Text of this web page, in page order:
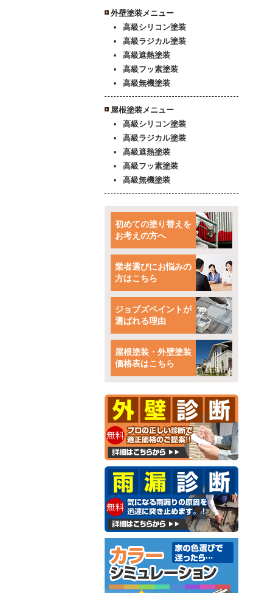
外壁塗装メニュー
高級シリコン塗装
高級ラジカル塗装
高級遮熱塗装
高級フッ素塗装
高級無機塗装
屋根塗装メニュー
高級シリコン塗装
高級ラジカル塗装
高級遮熱塗装
高級フッ素塗装
高級無機塗装
初めての塗り替えを
お考えの方へ
業者選びにお悩みの
方はこちら
ジョブズペイントが
選ばれる理由
屋根塗装・外壁塗装
価格表はこちら